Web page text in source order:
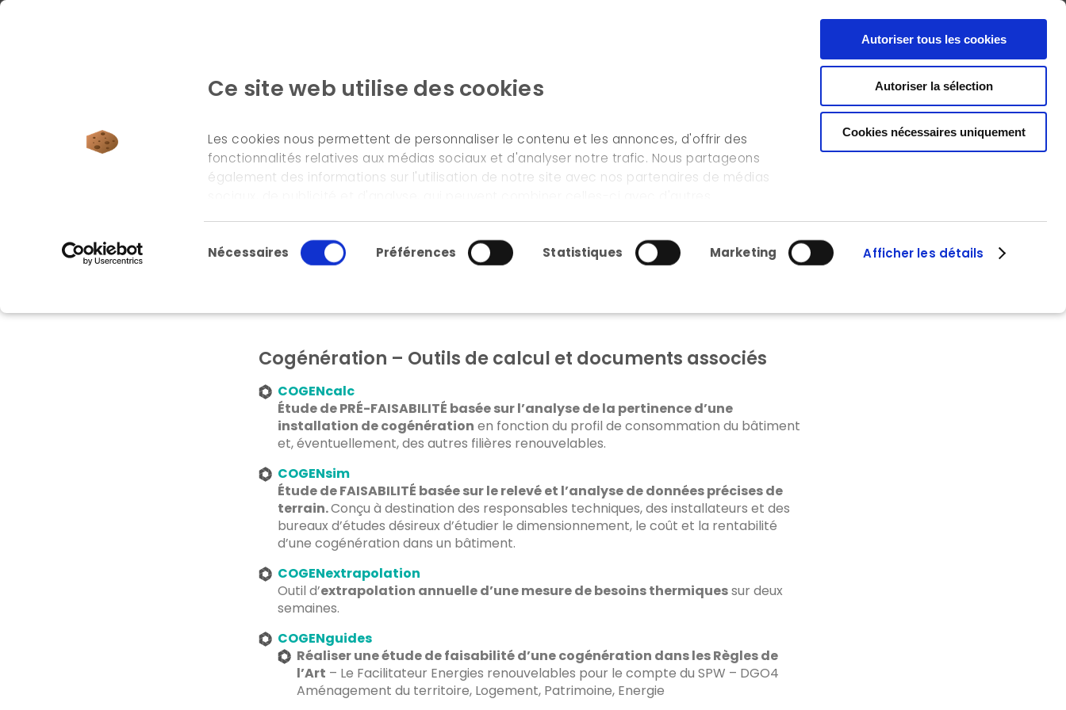
Ce site web utilise des cookies
Les cookies nous permettent de personnaliser le contenu et les annonces, d'offrir des
fonctionnalités relatives aux médias sociaux et d'analyser notre trafic. Nous partageons
également des informations sur l'utilisation de notre site avec nos partenaires de médias
Sélection du consentement
Nécessaires Préférences Statistiques Marketing Afficher les détails
Autoriser tous les cookies
Autoriser la sélection
Cookies nécessaires uniquement
L’ICEDD OFFRE D’EMPLOI
Outils
Cogénération – Outils de calcul et documents associés
COGENcalc
Étude de PRÉ-FAISABILITÉ basée sur l’analyse de la pertinence d’une
installation de cogénération en fonction du profil de consommation du bâtiment
et, éventuellement, des autres filières renouvelables.
COGENsim
Étude de FAISABILITÉ basée sur le relevé et l’analyse de données précises de
terrain.Conçu à destination des responsables techniques, des installateurs et des
bureaux d’études désireux d’étudier le dimensionnement, le coût et la rentabilité
d’une cogénération dans un bâtiment.
COGENextrapolation
Outil d’extrapolation annuelle d’une mesure de besoins thermiquessur deux
semaines.
COGENguides
Réaliser une étude de faisabilité d’une cogénération dans les Règles de
l’Art – Le Facilitateur Energies renouvelables pour le compte du SPW – DGO4
Aménagement du territoire, Logement, Patrimoine, Energie